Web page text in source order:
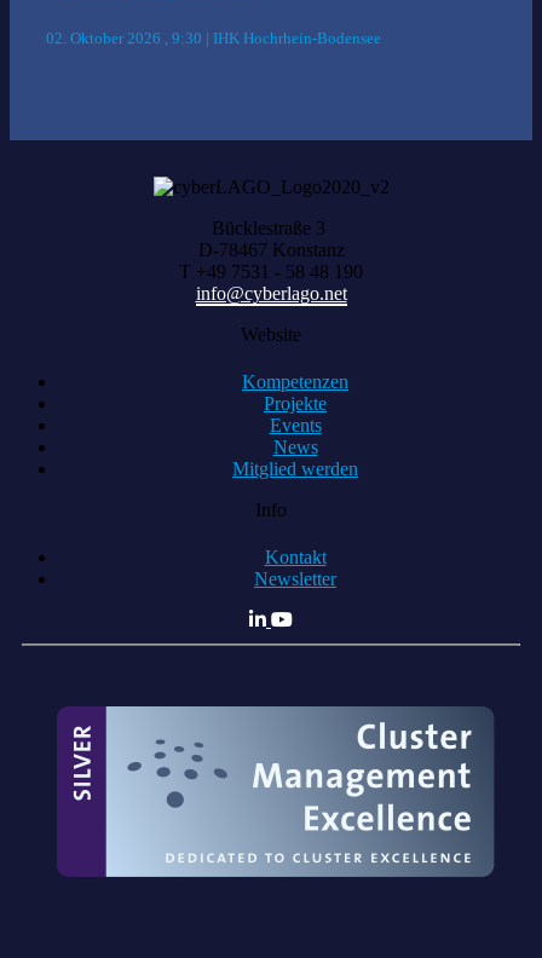
02. Oktober 2026 , 9:30 | IHK Hochrhein-Bodensee
Bücklestraße 3
D-78467 Konstanz
T +49 7531 - 58 48 190
info@cyberlago.net
Website
Kompetenzen
Projekte
Events
News
Mitglied werden
Info
Kontakt
Newsletter